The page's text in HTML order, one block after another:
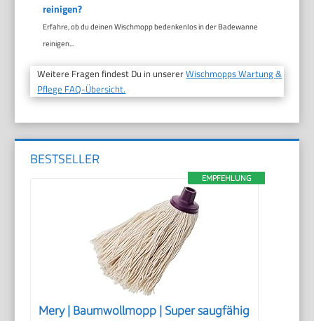
reinigen?
Erfahre, ob du deinen Wischmopp bedenkenlos in der Badewanne
reinigen...
Weitere Fragen findest Du in unsererWischmopps Wartung &
Pflege FAQ-Übersicht.
BESTSELLER
EMPFEHLUNG
Mery | Baumwollmopp | Super saugfähig